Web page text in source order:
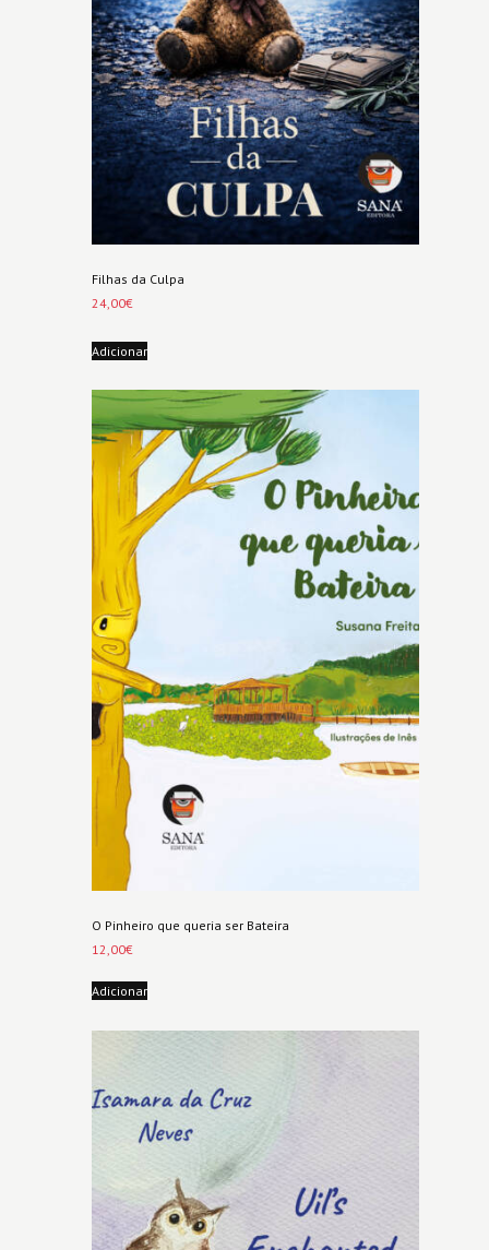
Filhas da Culpa
24,00€
Adicionar
O Pinheiro que queria ser Bateira
12,00€
Adicionar